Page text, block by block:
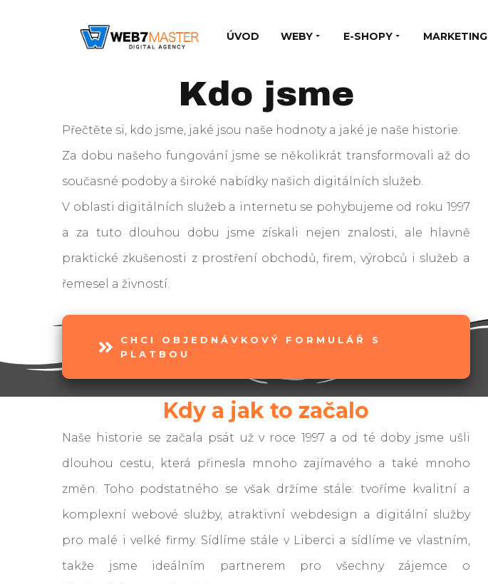
ÚVOD WEBY E-SHOPY MARKETING
Kdo jsme
Přečtěte si, kdo jsme, jaké jsou naše hodnoty a jaké je naše historie.
Za dobu našeho fungování jsme se několikrát transformovali až do
současné podoby a široké nabídky našich digitálních služeb.
V oblasti digitálních služeb a internetu se pohybujeme od roku 1997
a za tuto dlouhou dobu jsme získali nejen znalosti, ale hlavně
praktické zkušenosti z prostření obchodů, firem, výrobců i služeb a
řemesel a živností.
CHCI OBJEDNÁVKOVÝ FORMULÁŘ S
PLATBOU
Kdy a jak to začalo
Naše historie se začala psát už v roce 1997 a od té doby jsme ušli
dlouhou cestu, která přinesla mnoho zajímavého a také mnoho
změn. Toho podstatného se však držíme stále: tvoříme kvalitní a
komplexní webové služby, atraktivní webdesign a digitální služby
pro malé i velké firmy. Sídlíme stále v Liberci a sídlíme ve vlastním,
takže jsme ideálním partnerem pro všechny zájemce o